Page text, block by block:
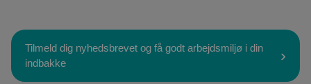
Tilmeld dig nyhedsbrevet og få godt arbejdsmiljø i din
indbakke